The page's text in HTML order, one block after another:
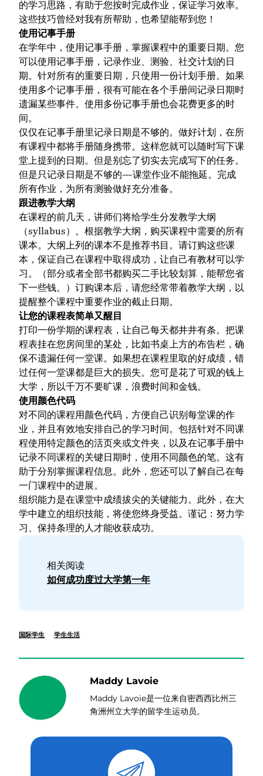
的学习思路，有助于您按时完成作业，保证学习效率。
这些技巧曾经对我有所帮助，也希望能帮到您！
使用记事手册
在学年中，使用记事手册，掌握课程中的重要日期。您
可以使用记事手册，记录作业、测验、社交计划的日
期。针对所有的重要日期，只使用一份计划手册。如果
使用多个记事手册，很有可能在各个手册间记录日期时
遗漏某些事件。使用多份记事手册也会花费更多的时
间。
仅仅在记事手册里记录日期是不够的。做好计划，在所
有课程中都将手册随身携带。这样您就可以随时写下课
堂上提到的日期。但是别忘了切实去完成写下的任务。
但是只记录日期是不够的—课堂作业不能拖延。完成
所有作业，为所有测验做好充分准备。
跟进教学大纲
在课程的前几天，讲师们将给学生分发教学大纲
（syllabus）。根据教学大纲，购买课程中需要的所有
课本。大纲上列的课本不是推荐书目。请订购这些课
本，保证自己在课程中取得成功，让自己有教材可以学
习。（部分或者全部书都购买二手比较划算，能帮您省
下一些钱。）订购课本后，请您经常带着教学大纲，以
提醒整个课程中重要作业的截止日期。
让您的课程表简单又醒目
打印一份学期的课程表，让自己每天都井井有条。把课
程表挂在您房间里的某处，比如书桌上方的布告栏，确
保不遗漏任何一堂课。如果想在课程里取的好成绩，错
过任何一堂课都是巨大的损失。您可是花了可观的钱上
大学，所以千万不要旷课，浪费时间和金钱。
使用颜色代码
对不同的课程用颜色代码，方便自己识别每堂课的作
业，并且有效地安排自己的学习时间。包括针对不同课
程使用特定颜色的活页夹或文件夹，以及在记事手册中
记录不同课程的关键日期时，使用不同颜色的笔。这有
助于分别掌握课程信息。此外，您还可以了解自己在每
一门课程中的进展。
组织能力是在课堂中成绩拔尖的关键能力。此外，在大
学中建立的组织技能，将使您终身受益。谨记：努力学
习、保持条理的人才能收获成功。
相关阅读
如何成功度过大学第一年
国际学生 学生生活
Maddy Lavoie
Maddy Lavoie是一位来自密西西比州三
角洲州立大学的留学生运动员。